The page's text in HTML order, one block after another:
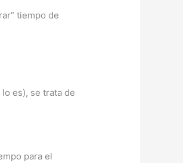
tiempo de
es), se trata de
para el